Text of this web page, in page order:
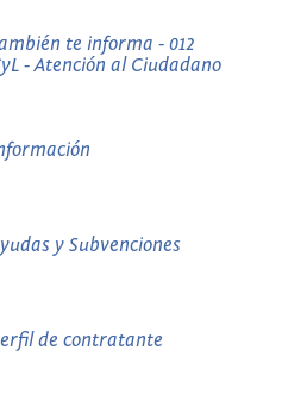
te informa - 012
- Atención al Ciudadano
y Subvenciones
de contratante